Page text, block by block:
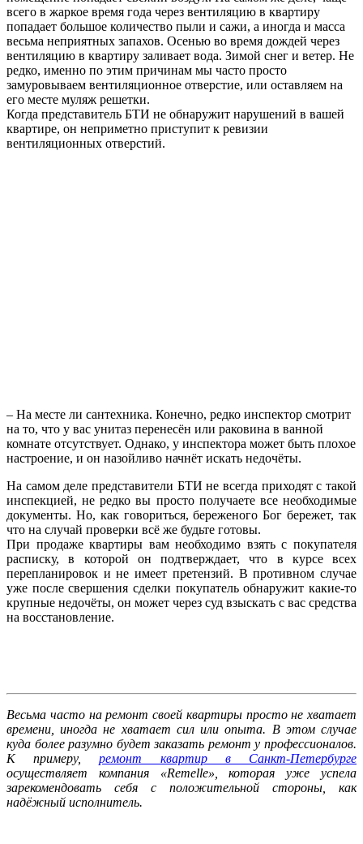
всего в жаркое время года через вентиляцию в квартиру
попадает большое количество пыли и сажи, а иногда и масса
весьма неприятных запахов. Осенью во время дождей через
вентиляцию в квартиру заливает вода. Зимой снег и ветер. Не
редко, именно по этим причинам мы часто просто
замуровываем вентиляционное отверстие, или оставляем на
его месте муляж решетки.
Когда представитель БТИ не обнаружит нарушений в вашей
квартире, он неприметно приступит к ревизии
вентиляционных отверстий.
– На месте ли сантехника. Конечно, редко инспектор смотрит
на то, что у вас унитаз перенесён или раковина в ванной
комнате отсутствует. Однако, у инспектора может быть плохое
настроение, и он назойливо начнёт искать недочёты.
На самом деле представители БТИ не всегда приходят с такой
инспекцией, не редко вы просто получаете все необходимые
документы. Но, как говориться, береженого Бог бережет, так
что на случай проверки всё же будьте готовы.
При продаже квартиры вам необходимо взять с покупателя
расписку, в которой он подтверждает, что в курсе всех
перепланировок и не имеет претензий. В противном случае
уже после свершения сделки покупатель обнаружит какие-то
крупные недочёты, он может через суд взыскать с вас средства
на восстановление.
Весьма часто на ремонт своей квартиры просто не хватает
времени, иногда не хватает сил или опыта. В этом случае
куда более разумно будет заказать ремонт у профессионалов.
К примеру,ремонт квартир в Санкт-Петербурге
осуществляет компания «Remelle», которая уже успела
зарекомендовать себя с положительной стороны, как
надёжный исполнитель.